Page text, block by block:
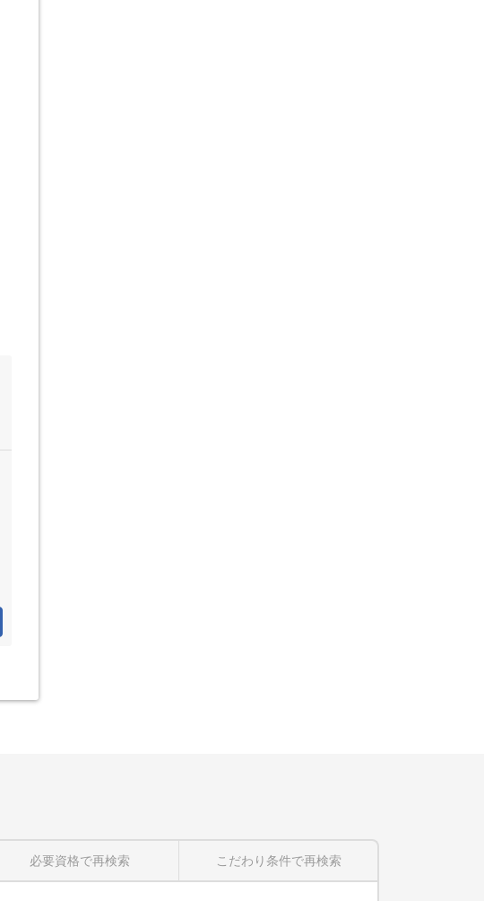
必要資格で再検索 こだわり条件で再検索